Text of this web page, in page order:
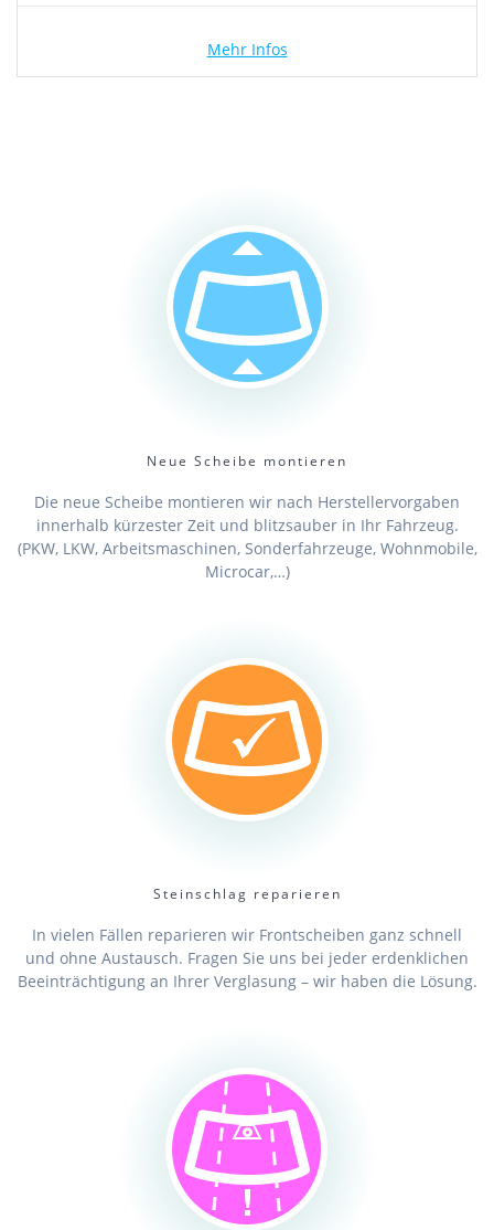
Mehr Infos
Neue Scheibe montieren
Die neue Scheibe montieren wir nach Herstellervorgaben
innerhalb kürzester Zeit und blitzsauber in Ihr Fahrzeug.
(PKW, LKW, Arbeitsmaschinen, Sonderfahrzeuge, Wohnmobile,
Microcar,…)
Steinschlag reparieren
In vielen Fällen reparieren wir Frontscheiben ganz schnell
und ohne Austausch. Fragen Sie uns bei jeder erdenklichen
Beeinträchtigung an Ihrer Verglasung – wir haben die Lösung.